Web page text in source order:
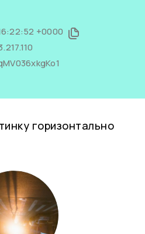
+0000
горизонтально